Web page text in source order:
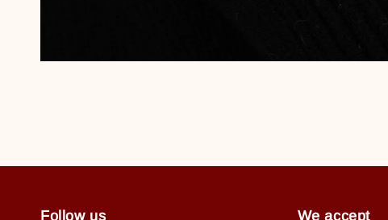
Follow us We accept